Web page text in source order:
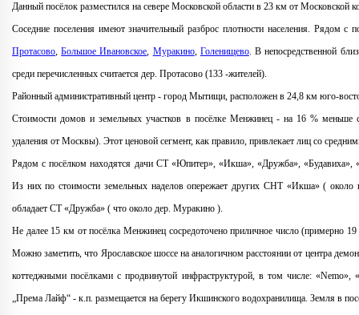
Данный посёлок разместился на севере Московской области в 23 км от Московской
Соседние поселения имеют значительный разброс плотности населения. Рядом с
Протасово,Большое Ивановское, Муракино, Голенищево. В непосредственной
среди перечисленных считается дер. Протасово (133 -жителей).
Районный административный центр - город Мытищи, расположен в 24,8 км юго-
Стоимости домов и земельных участков в посёлке Менжинец - на 16 % меньше
удаления от Москвы). Этот ценовой сегмент, как правило, привлекает лиц со
Рядом с посёлком находятся дачи СТ «Юпитер», «Икша», «Дружба»,
Из них по стоимости земельных наделов опережает других СНТ «Икша» (
обладает СТ «Дружба» ( что около дер. Муракино ).
Не далее 15 км от посёлка Менжинец сосредоточено приличное число (примерно
Можно заметить, что Ярославское шоссе на аналогичном расстоянии от центра
коттеджными посёлками с продвинутой инфраструктурой, в том числе:
„Према Лайф“ - к.п. размещается на берегу Икшинского водохранилища. Земля в